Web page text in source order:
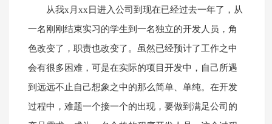
从我x月xx日进入公司到现在已经过去一年了，从
一名刚刚结束实习的学生到一名独立的开发人员，角
色改变了，职责也改变了。虽然已经预计了工作之中
会有很多困难，可是在实际的项目开发中，自己所遇
到远远不止自己想象之中的那么简单、单纯。在开发
过程中，难题一个接一个的出现，要做到满足公司的